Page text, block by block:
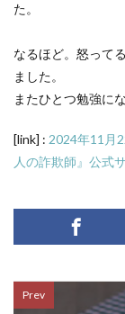
た。
なるほど。怒って
ました。
またひとつ勉強に
[link] : 2024年11月
人の詐欺師』公式
Prev